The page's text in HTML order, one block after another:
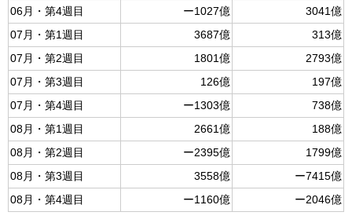
06月・第4週目
ー1027億
3041億
07月・第1週目
3687億
313億
07月・第2週目
1801億
2793億
07月・第3週目
126億
197億
07月・第4週目
ー1303億
738億
08月・第1週目
2661億
188億
08月・第2週目
ー2395億
1799億
08月・第3週目
3558億
ー7415億
08月・第4週目
ー1160億 ー2046億